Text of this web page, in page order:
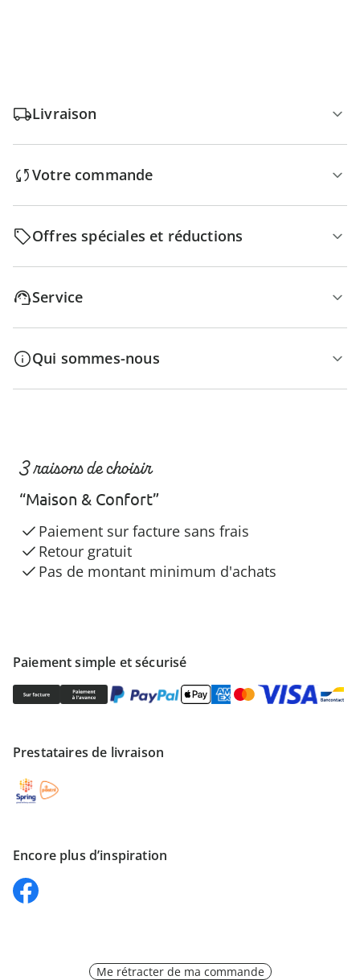
Livraison
Votre commande
Offres spéciales et réductions
Service
Qui sommes-nous
Paiement simple et sécurisé
Prestataires de livraison
Encore plus d’inspiration
3 raisons de choisir
“Maison & Confort”
Paiement sur facture sans frais
Retour gratuit
Pas de montant minimum d'achats
Me rétracter de ma commande